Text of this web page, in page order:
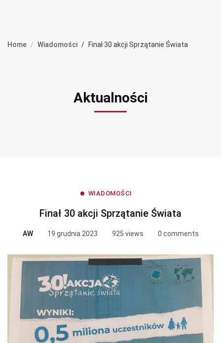
Home Wiadomości Finał 30 akcji Sprzątanie Świata
Aktualności
WIADOMOŚCI
Finał 30 akcji Sprzątanie Świata
AW 19 grudnia 2023 925 views 0 comments